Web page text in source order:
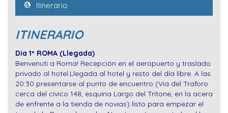
Itinerario
ITINERARIO
Dia 1º ROMA (Llegada)
Benvenuti a Roma! Recepción en el aeropuerto y traslado
privado al hotel.Llegada al hotel y resto del día libre. A las
20:30 presentarse al punto de encuentro (Via del Traforo
cerca del cívico 148, esquina Largo del Tritone, en la acera
de enfrente a la tienda de novias) listo para empezar el